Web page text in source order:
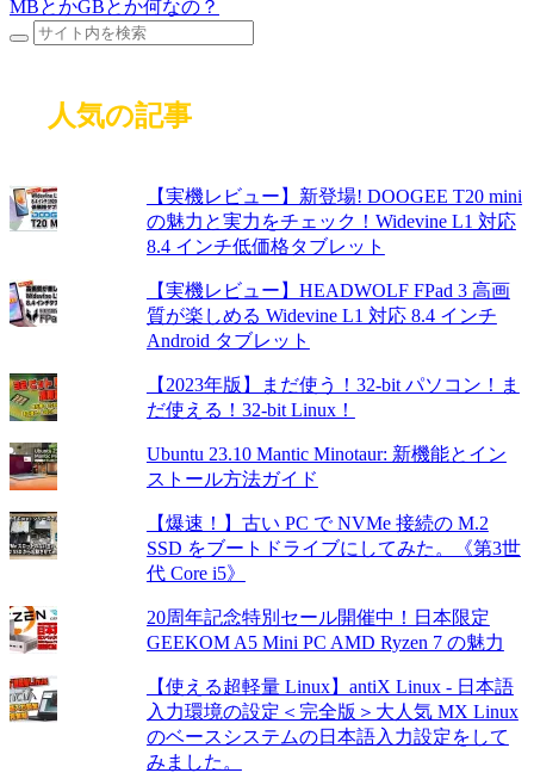
MBとかGBとか何なの？
人気の記事
【実機レビュー】新登場! DOOGEE T20 mini
の魅力と実力をチェック！Widevine L1 対応
8.4 インチ低価格タブレット
【実機レビュー】HEADWOLF FPad 3 高画
質が楽しめる Widevine L1 対応 8.4 インチ
Android タブレット
【2023年版】まだ使う！32-bit パソコン！ま
だ使える！32-bit Linux！
Ubuntu 23.10 Mantic Minotaur: 新機能とイン
ストール方法ガイド
【爆速！】古い PC で NVMe 接続の M.2
SSD をブートドライブにしてみた。《第3世
代 Core i5》
20周年記念特別セール開催中！日本限定
GEEKOM A5 Mini PC AMD Ryzen 7 の魅力
【使える超軽量 Linux】antiX Linux - 日本語
入力環境の設定＜完全版＞大人気 MX Linux
のベースシステムの日本語入力設定をして
みました。